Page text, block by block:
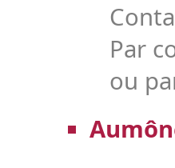
Par
ou